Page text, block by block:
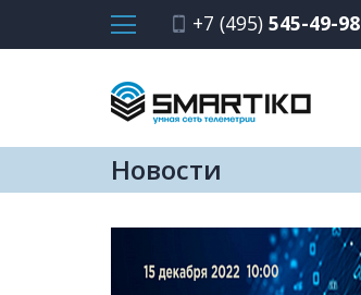
+7 (495)545-49-98
Новости